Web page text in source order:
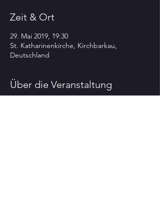
Zeit & Ort
29. Mai 2019, 19:30
St. Katharinenkirche, Kirchbarkau,
Deutschland
Über die Veranstaltung